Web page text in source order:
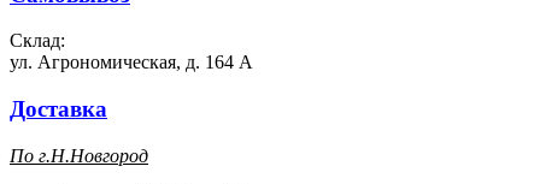
Склад:
ул. Агрономическая, д. 164 А
Доставка
По г.Н.Новгород